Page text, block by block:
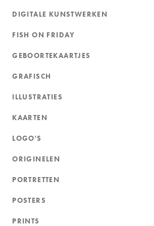
DIGITALE KUNSTWERKEN
FISH ON FRIDAY
GEBOORTEKAARTJES
GRAFISCH
ILLUSTRATIES
KAARTEN
LOGO'S
ORIGINELEN
PORTRETTEN
POSTERS
PRINTS